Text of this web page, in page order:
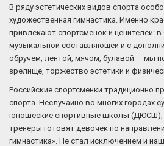
В ряду эстетических видов спорта
художественная гимнастика. Именно
привлекают спортсменок и ценителей: в
музыкальной составляющей и с
обручем, лентой, мячом, булавой — мы
зрелище, торжество эстетики и
Российские спортсменки традиционно
спорта. Неслучайно во многих городах
юношеские спортивные школы (ДЮСШ),
тренеры готовят девочек по
гимнастика». Не стал исключением и